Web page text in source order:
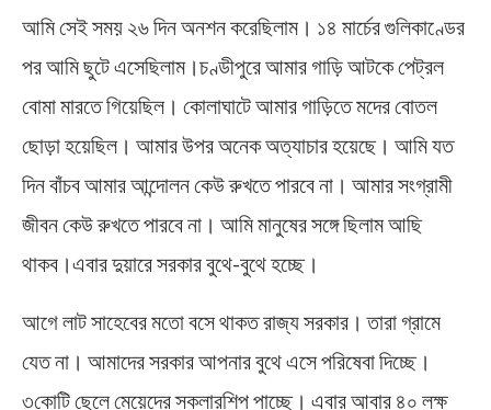
আমি সেই সময় ২৬ দিন অনশন করেছিলাম। ১৪ মার্চের গুলিকাণ্ডের
পর আমি ছুটে এসেছিলাম।চণ্ডীপুরে আমার গাড়ি আটকে পেট্রল
বোমা মারতে গিয়েছিল। কোলাঘাটে আমার গাড়িতে মদের বোতল
ছোড়া হয়েছিল। আমার উপর অনেক অত্যাচার হয়েছে। আমি যত
দিন বাঁচব আমার আন্দোলন কেউ রুখতে পারবে না। আমার সংগ্রামী
জীবন কেউ রুখতে পারবে না। আমি মানুষের সঙ্গে ছিলাম আছি
থাকব।এবার দুয়ারে সরকার বুথে-বুথে হচ্ছে।
আগে লাট সাহেবের মতো বসে থাকত রাজ্য সরকার। তারা গ্রামে
যেত না। আমাদের সরকার আপনার বুথে এসে পরিষেবা দিচ্ছে।
৩কোটি ছেলে মেয়েদের স্কলারশিপ পাচ্ছে। এবার আবার ৪০ লক্ষ